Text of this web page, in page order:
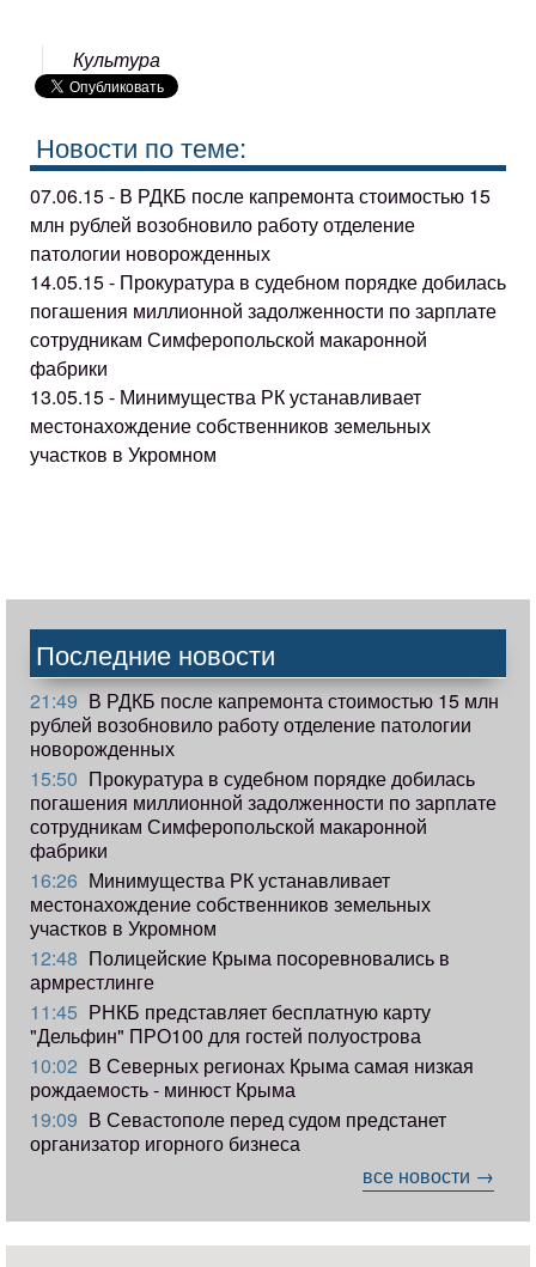
Культура
Новости по теме:
07.06.15 - В РДКБ после капремонта стоимостью 15
млн рублей возобновило работу отделение
патологии новорожденных
14.05.15 - Прокуратура в судебном порядке добилась
погашения миллионной задолженности по зарплате
сотрудникам Симферопольской макаронной
фабрики
13.05.15 - Минимущества РК устанавливает
местонахождение собственников земельных
участков в Укромном
Последние новости
21:49 В РДКБ после капремонта стоимостью 15 млн
рублей возобновило работу отделение патологии
новорожденных
15:50 Прокуратура в судебном порядке добилась
погашения миллионной задолженности по зарплате
сотрудникам Симферопольской макаронной
фабрики
16:26 Минимущества РК устанавливает
местонахождение собственников земельных
участков в Укромном
12:48 Полицейские Крыма посоревновались в
армрестлинге
11:45 РНКБ представляет бесплатную карту
"Дельфин" ПРО100 для гостей полуострова
10:02 В Северных регионах Крыма самая низкая
рождаемость - минюст Крыма
19:09 В Севастополе перед судом предстанет
организатор игорного бизнеса
все новости →